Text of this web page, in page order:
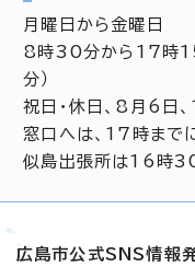
月曜日から金曜日
8時30分から17時
分）
祝日・休日、8月6日
窓口へは、17時まで
似島出張所は16時30
広島市公式SNS情報